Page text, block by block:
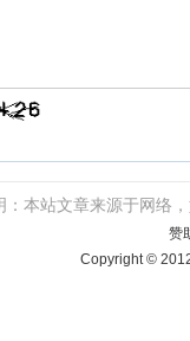
：本站文章来源于网络
赞
Copyright ©